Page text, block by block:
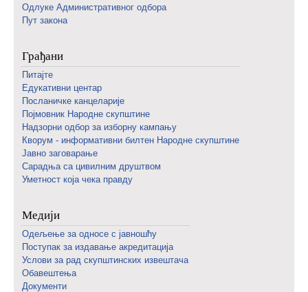
Одлуке Административног одбора
Пут закона
Грађани
Питајте
Едукативни центар
Посланичке канцеларије
Појмовник Народне скупштине
Надзорни одбор за изборну кампању
Кворум - информативни билтен Народне скупштине
Јавно заговарање
Сарадња са цивилним друштвом
Уметност која чека правду
Медији
Одељење за односе с јавношћу
Поступак за издавање акредитација
Услови за рад скупштинских извештача
Обавештења
Документи